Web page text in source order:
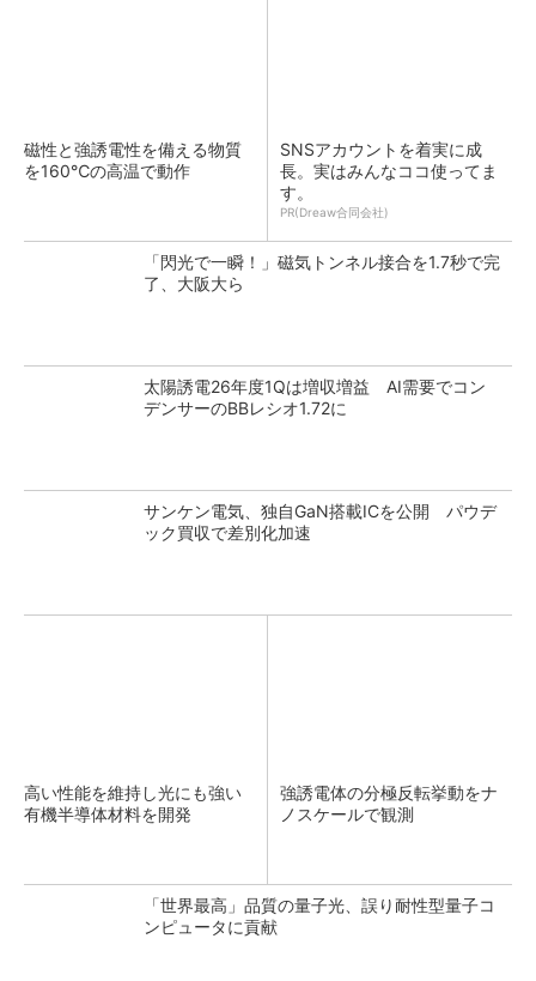
磁性と強誘電性を備える物質
を160℃の高温で動作
SNSアカウントを着実に成
長。実はみんなココ使ってま
す。
PR(Dreaw合同会社)
「閃光で一瞬！」磁気トンネル接合を1.7秒で完
了、大阪大ら
太陽誘電26年度1Qは増収増益 AI需要でコン
デンサーのBBレシオ1.72に
サンケン電気、独自GaN搭載ICを公開 パウデ
ック買収で差別化加速
高い性能を維持し光にも強い
有機半導体材料を開発
強誘電体の分極反転挙動をナ
ノスケールで観測
「世界最高」品質の量子光、誤り耐性型量子コ
ンピュータに貢献